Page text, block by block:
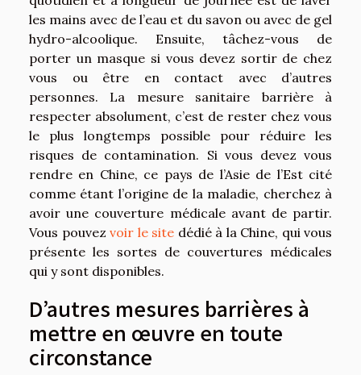
les mains avec de l’eau et du savon ou avec de gel
hydro-alcoolique. Ensuite, tâchez-vous de
porter un masque si vous devez sortir de chez
vous ou être en contact avec d’autres
personnes. La mesure sanitaire barrière à
respecter absolument, c’est de rester chez vous
le plus longtemps possible pour réduire les
risques de contamination. Si vous devez vous
rendre en Chine, ce pays de l’Asie de l’Est cité
comme étant l’origine de la maladie, cherchez à
avoir une couverture médicale avant de partir.
Vous pouvez voir le site dédié à la Chine, qui vous
présente les sortes de couvertures médicales
qui y sont disponibles.
D’autres mesures barrières à
mettre en œuvre en toute
circonstance